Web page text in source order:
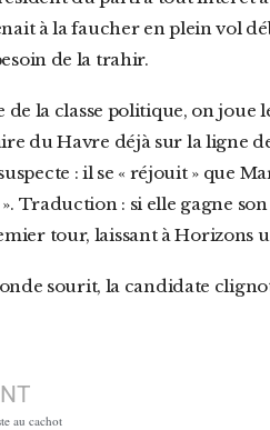
à la faucher en plein vol
de la trahir.
du Havre déjà sur la ligne
: il se « réjouit » que
». Traduction : si elle gagne
tour, laissant à Horizons
sourit, la candidate
au cachot